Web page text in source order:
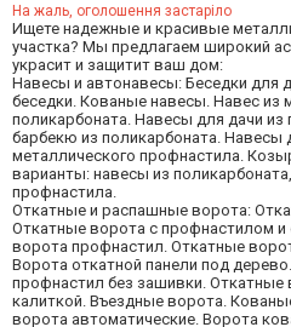
На жаль, оголошення застаріло
Ищете надежные и красивые
участка? Мы предлагаем широкий
украсит и защитит ваш дом:
Навесы и автонавесы: Беседки для
беседки. Кованые навесы. Навес из
поликарбоната. Навесы для дачи
барбекю из поликарбоната. Навесы
металлического профнастила.
варианты: навесы из
профнастила.
Откатные и распашные ворота:
Откатные ворота с профнастилом и
ворота профнастил. Откатные
Ворота откатной панели под
профнастил без зашивки. Откатные
калиткой. Въездные ворота.
ворота автоматические. Ворота